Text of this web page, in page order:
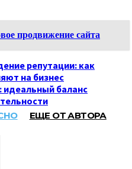
продвижение сайта
репутации: как
на бизнес
идеальный баланс
ЕЩЕ ОТ АВТОРА